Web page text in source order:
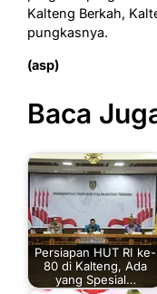
Kalteng Berkah,
pungkasnya.
(asp)
Baca
Persiapan HUT RI ke-
80 di Kalteng, Ada
yang Spesial…